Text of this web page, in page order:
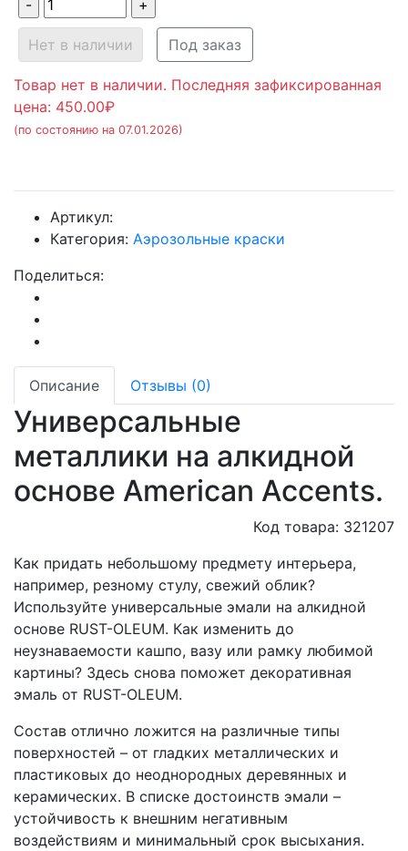
Нет в наличии Под заказ
Товар нет в наличии. Последняя зафиксированная
цена: 450.00₽
(по состоянию на 07.01.2026)
Артикул:
Категория: Аэрозольные краски
Поделиться:
Описание Отзывы (0)
Универсальные
металлики на алкидной
основе American Accents.
Код товара: 321207
Как придать небольшому предмету интерьера,
например, резному стулу, свежий облик?
Используйте универсальные эмали на алкидной
основе RUST-OLEUM. Как изменить до
неузнаваемости кашпо, вазу или рамку любимой
картины? Здесь снова поможет декоративная
эмаль от RUST-OLEUM.
Состав отлично ложится на различные типы
поверхностей – от гладких металлических и
пластиковых до неоднородных деревянных и
керамических. В списке достоинств эмали –
устойчивость к внешним негативным
воздействиям и минимальный срок высыхания.